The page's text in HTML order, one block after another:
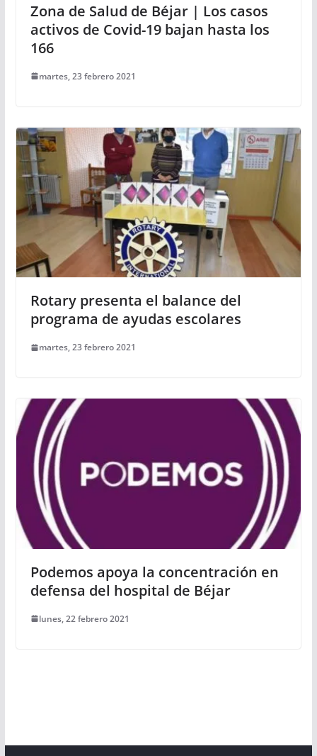
Zona de Salud de Béjar | Los casos
activos de Covid-19 bajan hasta los
166
martes, 23 febrero 2021
Rotary presenta el balance del
programa de ayudas escolares
martes, 23 febrero 2021
Podemos apoya la concentración en
defensa del hospital de Béjar
lunes, 22 febrero 2021